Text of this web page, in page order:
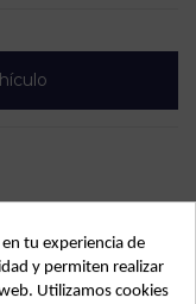
tu experiencia de
y permiten realizar
Utilizamos cookies